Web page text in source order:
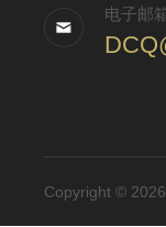
电子邮
Copyright ©